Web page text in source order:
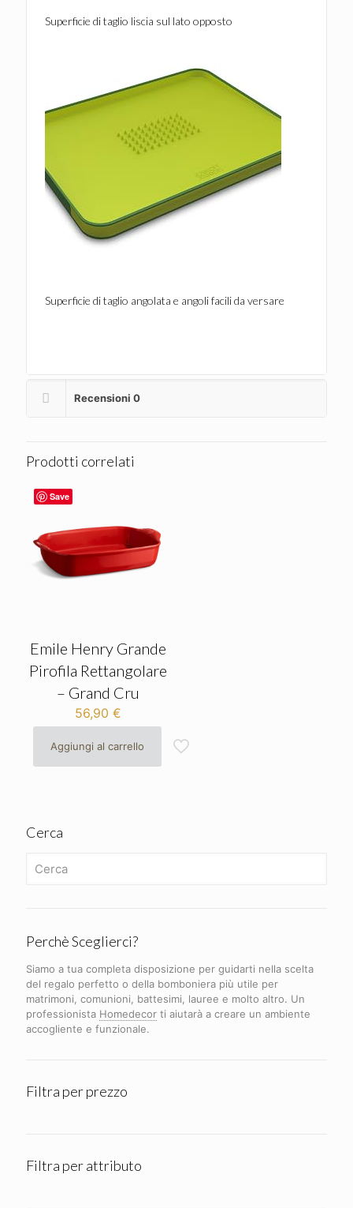
Superficie di taglio liscia sul lato opposto
Superficie di taglio angolata e angoli facili da versare
Recensioni 0
Prodotti correlati
Save
Emile Henry Grande
Pirofila Rettangolare
– Grand Cru
56,90€
Aggiungi al carrello
Cerca
Perchè Sceglierci?
Siamo a tua completa disposizione per guidarti nella scelta
del regalo perfetto o della bomboniera più utile per
matrimoni, comunioni, battesimi, lauree e molto altro. Un
professionista Homedecor ti aiutarà a creare un ambiente
accogliente e funzionale.
Filtra per prezzo
Filtra per attributo